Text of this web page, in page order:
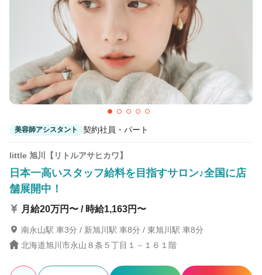
美容師アシスタント 契約社員・パート
little 旭川【リトルアサヒカワ】
日本一高いスタッフ給料を目指すサロン♪全国に店
舗展開中！
月給20万円〜 / 時給1,163円〜
南永山駅 車3分 / 新旭川駅 車8分 / 東旭川駅 車8分
北海道旭川市永山８条５丁目１－１６１階